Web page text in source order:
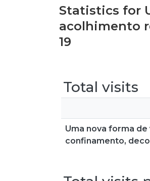
Statistics for
acolhimento
19
Total visits
Uma nova forma
confinamento,